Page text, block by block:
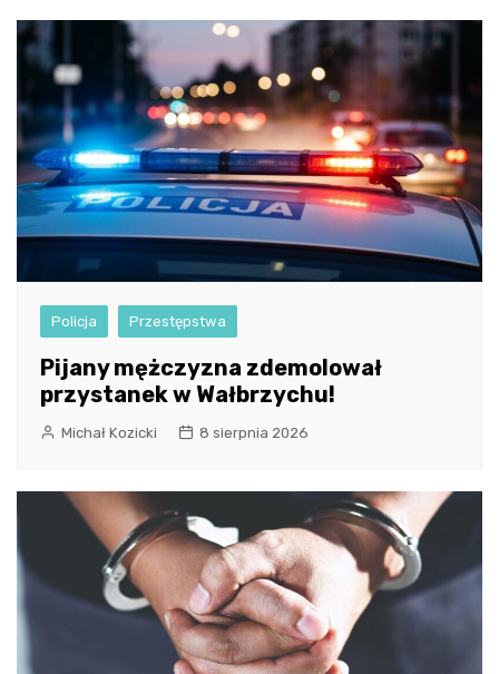
Policja Przestępstwa
Pijany mężczyzna zdemolował
przystanek w Wałbrzychu!
Michał Kozicki 8 sierpnia 2026